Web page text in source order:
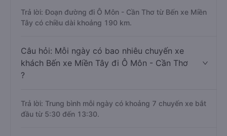
Trả lời: Đoạn đường đi Ô Môn - Cần Thơ từ Bến xe Miền
Tây có chiều dài khoảng 190 km.
Câu hỏi: Mỗi ngày có bao nhiêu chuyến xe
khách Bến xe Miền Tây đi Ô Môn - Cần Thơ
?
Trả lời: Trung bình mỗi ngày có khoảng 7 chuyến xe bắt
đầu từ 5:30 đến 13:30.